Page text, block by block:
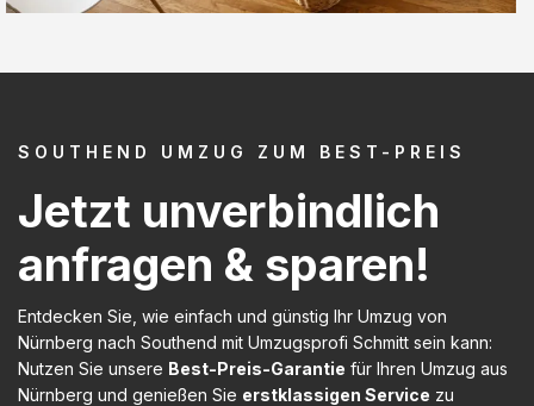
SOUTHEND UMZUG ZUM BEST-PREIS
Jetzt unverbindlich
anfragen & sparen!
Entdecken Sie, wie einfach und günstig Ihr Umzug von
Nürnberg nach Southend mit Umzugsprofi Schmitt sein kann:
Nutzen Sie unsere Best-Preis-Garantie für Ihren Umzug aus
Nürnberg und genießen Sie erstklassigen Service zu